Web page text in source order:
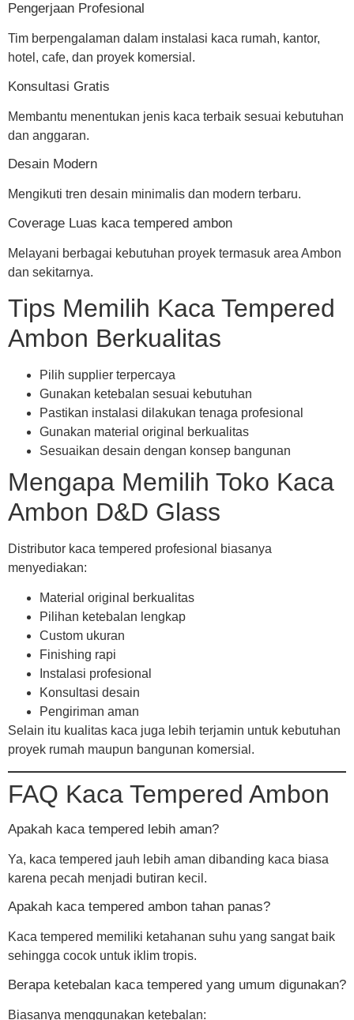
Pengerjaan Profesional
Tim berpengalaman dalam instalasi kaca rumah, kantor,
hotel, cafe, dan proyek komersial.
Konsultasi Gratis
Membantu menentukan jenis kaca terbaik sesuai kebutuhan
dan anggaran.
Desain Modern
Mengikuti tren desain minimalis dan modern terbaru.
Coverage Luas kaca tempered ambon
Melayani berbagai kebutuhan proyek termasuk area Ambon
dan sekitarnya.
Tips Memilih Kaca Tempered
Ambon Berkualitas
Pilih supplier terpercaya
Gunakan ketebalan sesuai kebutuhan
Pastikan instalasi dilakukan tenaga profesional
Gunakan material original berkualitas
Sesuaikan desain dengan konsep bangunan
Mengapa Memilih Toko Kaca
Ambon D&D Glass
Distributor kaca tempered profesional biasanya
menyediakan:
Material original berkualitas
Pilihan ketebalan lengkap
Custom ukuran
Finishing rapi
Instalasi profesional
Konsultasi desain
Pengiriman aman
Selain itu kualitas kaca juga lebih terjamin untuk kebutuhan
proyek rumah maupun bangunan komersial.
FAQ Kaca Tempered Ambon
Apakah kaca tempered lebih aman?
Ya, kaca tempered jauh lebih aman dibanding kaca biasa
karena pecah menjadi butiran kecil.
Apakah kaca tempered ambon tahan panas?
Kaca tempered memiliki ketahanan suhu yang sangat baik
sehingga cocok untuk iklim tropis.
Berapa ketebalan kaca tempered yang umum digunakan?
Biasanya menggunakan ketebalan: